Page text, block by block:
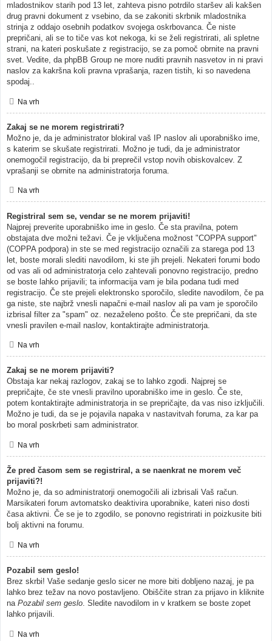
mladostnikov starih pod 13 let, zahteva pisno potrdilo staršev ali kakšen
drug pravni dokument z vsebino, da se zakoniti skrbnik mladostnika
strinja z oddajo osebnih podatkov svojega oskrbovanca. Če niste
prepričani, ali se to tiče vas kot nekoga, ki se želi registrirati, ali spletne
strani, na kateri poskušate z registracijo, se za pomoč obrnite na pravni
svet. Vedite, da phpBB Group ne more nuditi pravnih nasvetov in ni pravi
naslov za kakršna koli pravna vprašanja, razen tistih, ki so navedena
spodaj..
Na vrh
Zakaj se ne morem registrirati?
Možno je, da je administrator blokiral vaš IP naslov ali uporabniško ime,
s katerim se skušate registrirati. Možno je tudi, da je administrator
onemogočil registracijo, da bi preprečil vstop novih obiskovalcev. Z
vprašanji se obrnite na administratorja foruma.
Na vrh
Registriral sem se, vendar se ne morem prijaviti!
Najprej preverite uporabniško ime in geslo. Če sta pravilna, potem
obstajata dve možni težavi. Če je vključena možnost "COPPA support"
(COPPA podpora) in ste se med registracijo označili za starega pod 13
let, boste morali slediti navodilom, ki ste jih prejeli. Nekateri forumi bodo
od vas ali od administratorja celo zahtevali ponovno registracijo, predno
se boste lahko prijavili; ta informacija vam je bila podana tudi med
registracijo. Če ste prejeli elektronsko sporočilo, sledite navodilom, če pa
ga niste, ste najbrž vnesli napačni e-mail naslov ali pa vam je sporočilo
izbrisal filter za "spam" oz. nezaželeno pošto. Če ste prepričani, da ste
vnesli pravilen e-mail naslov, kontaktirajte administratorja.
Na vrh
Zakaj se ne morem prijaviti?
Obstaja kar nekaj razlogov, zakaj se to lahko zgodi. Najprej se
prepričajte, če ste vnesli pravilno uporabniško ime in geslo. Če ste,
potem kontaktirajte administratorja in se prepričajte, da vas niso izključili.
Možno je tudi, da se je pojavila napaka v nastavitvah foruma, za kar pa
bo moral poskrbeti sam administrator.
Na vrh
Že pred časom sem se registriral, a se naenkrat ne morem več
prijaviti?!
Možno je, da so administratorji onemogočili ali izbrisali Vaš račun.
Marsikateri forum avtomatsko deaktivira uporabnike, kateri niso dosti
časa aktivni. Če se je to zgodilo, se ponovno registrirati in poizkusite biti
bolj aktivni na forumu.
Na vrh
Pozabil sem geslo!
Brez skrbi! Vaše sedanje geslo sicer ne more biti dobljeno nazaj, je pa
lahko brez težav na novo postavljeno. Obiščite stran za prijavo in kliknite
na Pozabil sem geslo. Sledite navodilom in v kratkem se boste zopet
lahko prijavili.
Na vrh